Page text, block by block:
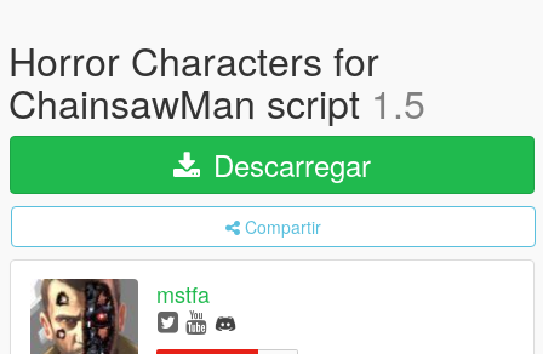
Horror Characters for
ChainsawMan script 1.5
Descarregar
Compartir
mstfa